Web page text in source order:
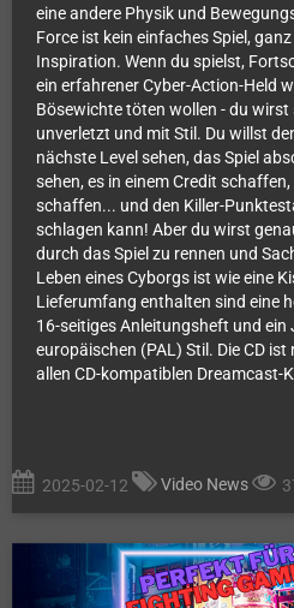
eine andere Physik und
Force ist kein einfaches Spiel,
Inspiration. Wenn du spielst,
ein erfahrener Cyber-Action-Held
Bösewichte töten wollen - du wirst
unverletzt und mit Stil. Du willst
nächste Level sehen, das Spiel
sehen, es in einem Credit
schaffen... und den Killer-
schlagen kann! Aber du wirst
durch das Spiel zu rennen und
Leben eines Cyborgs ist wie eine
Lieferumfang enthalten sind eine
16-seitiges Anleitungsheft und ein
europäischen (PAL) Stil. Die CD
allen CD-kompatiblen Dreamcast-
2025-02-12 Video News